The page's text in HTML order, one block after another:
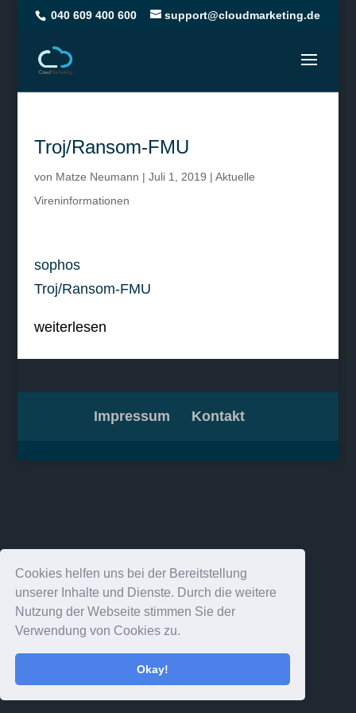
Cookies helfen uns bei der Bereitstellung
unserer Inhalte und Dienste. Durch die weitere
Nutzung der Webseite stimmen Sie der
Verwendung von Cookies zu.
Okay!
040 609 400 600 support@cloudmarketing.de
Troj/Ransom-FMU
von Matze Neumann | Juli 1, 2019 | Aktuelle
Vireninformationen
sophos
Troj/Ransom-FMU
weiterlesen
Impressum Kontakt